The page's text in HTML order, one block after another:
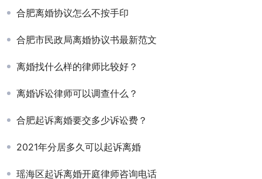
合肥离婚协议怎么不按手印
合肥市民政局离婚协议书最新范文
离婚找什么样的律师比较好？
离婚诉讼律师可以调查什么？
合肥起诉离婚要交多少诉讼费？
2021年分居多久可以起诉离婚
瑶海区起诉离婚开庭律师咨询电话